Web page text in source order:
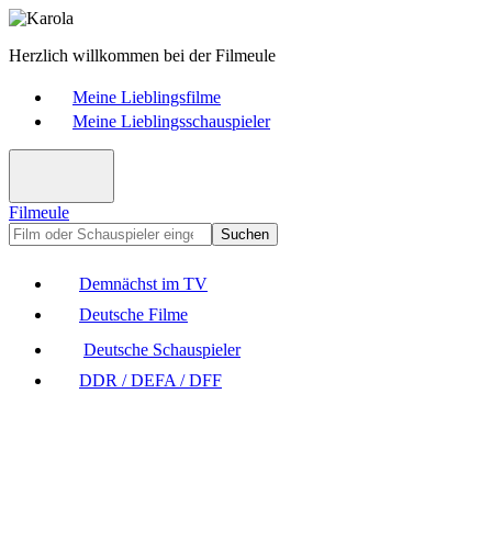
Herzlich willkommen bei der Filmeule
Meine Lieblingsfilme
Meine Lieblingsschauspieler
Filmeule
Suchen
Demnächst im TV
Deutsche Filme
Deutsche Schauspieler
DDR / DEFA / DFF